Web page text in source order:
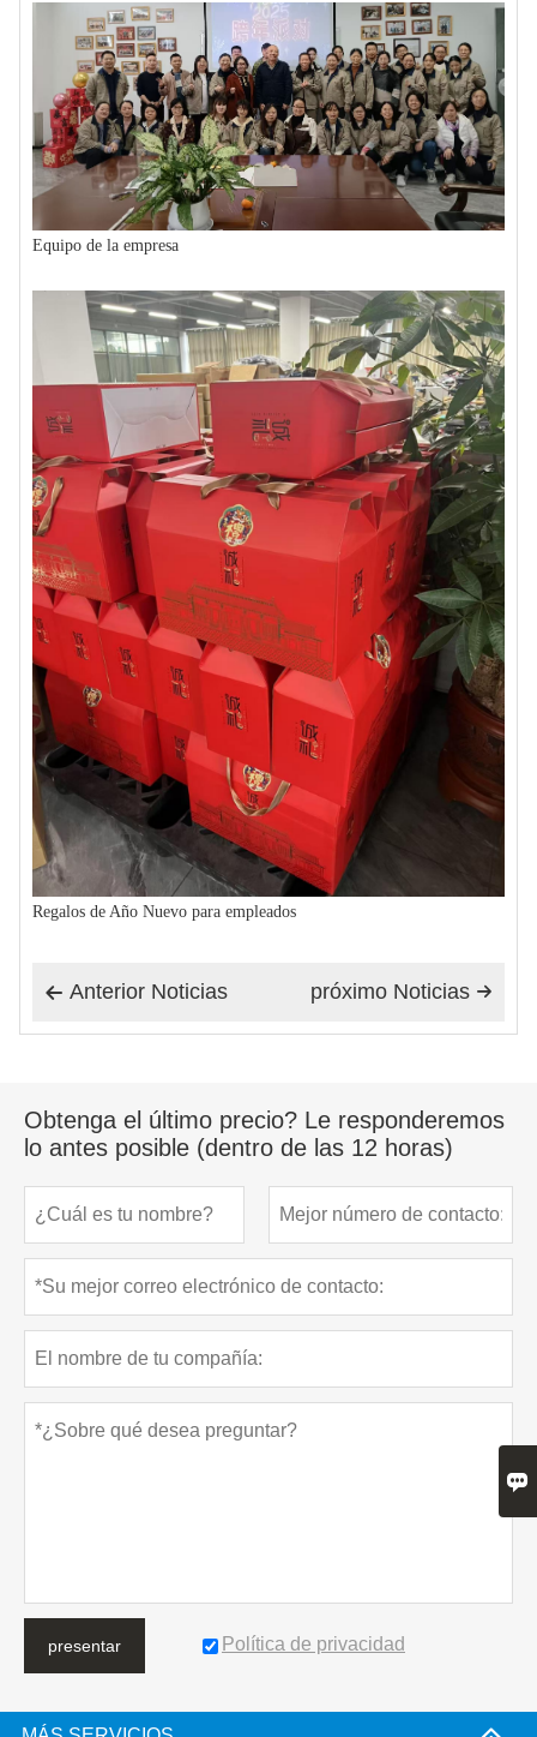
Equipo de la empresa
Regalos de Año Nuevo para empleados
 Anterior Noticias 
próximo Noticias
Obtenga el último precio? Le responderemos
lo antes posible (dentro de las 12 horas)
presentar Política de privacidad
